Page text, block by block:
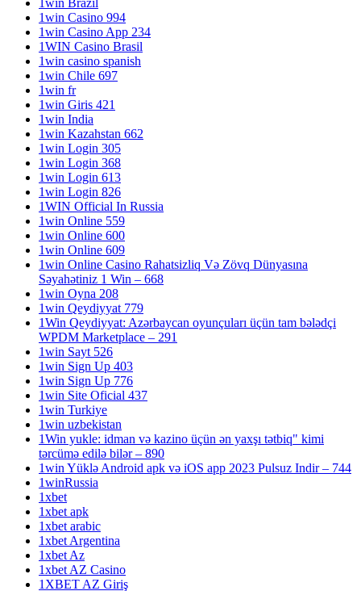
1win Brazil
1win Casino 994
1win Casino App 234
1WIN Casino Brasil
1win casino spanish
1win Chile 697
1win fr
1win Giris 421
1win India
1win Kazahstan 662
1win Login 305
1win Login 368
1win Login 613
1win Login 826
1WIN Official In Russia
1win Online 559
1win Online 600
1win Online 609
1win Online Casino Rahatsizliq Və Zövq Dünyasına
Səyahətiniz 1 Win – 668
1win Oyna 208
1win Qeydiyyat 779
1Win Qeydiyyat: Azərbaycan oyunçuları üçün tam bələdçi
WPDM Marketplace – 291
1win Sayt 526
1win Sign Up 403
1win Sign Up 776
1win Site Oficial 437
1win Turkiye
1win uzbekistan
1Win yukle: idman və kazino üçün ən yaxşı tətbiq" kimi
tərcümə edilə bilər – 890
1win Yüklə Android apk və iOS app 2023 Pulsuz Indir – 744
1winRussia
1xbet
1xbet apk
1xbet arabic
1xbet Argentina
1xbet Az
1xbet AZ Casino
1XBET AZ Giriş